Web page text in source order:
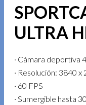
ULTRA
· Cámara deportiva
· Resolución: 3840 x
· 60 FPS
· Sumergible hasta